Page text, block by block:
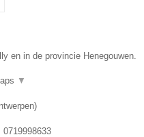
en in de provincie Henegouwen.
▼
)
0719998633